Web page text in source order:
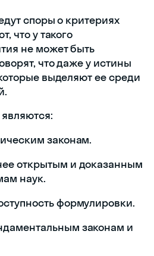
споры о критериях
что у такого
не может быть
что даже у истины
выделяют ее среди
законам.
открытым и доказанным
наук.
формулировки.
законам и